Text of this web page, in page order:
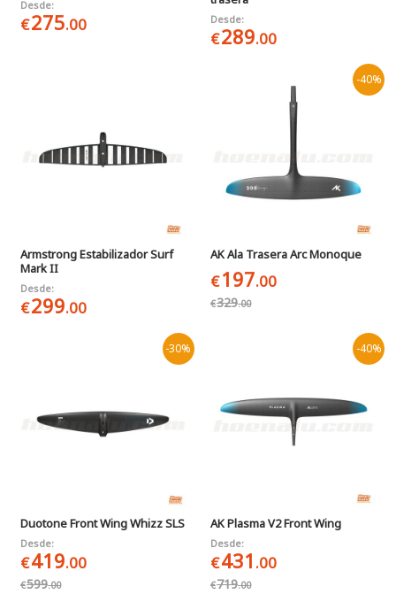
Desde:
€275.00 Desde:
€289.00
Armstrong Estabilizador Surf
Mark II
Desde:
€299.00
-40%
AK Ala Trasera Arc Monoque
€197.00
€329.00
-30%
Duotone Front Wing Whizz SLS
Desde:
€419.00
€599.00
-40%
AK Plasma V2 Front Wing
Desde:
€431 .00
€719.00